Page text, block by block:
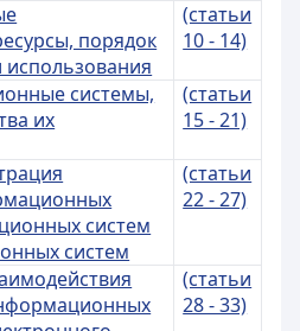
порядок
(статьи
10 - 14)
системы,
их
(статьи
15 - 21)
систем
систем
(статьи
22 - 27)
(статьи
28 - 33)